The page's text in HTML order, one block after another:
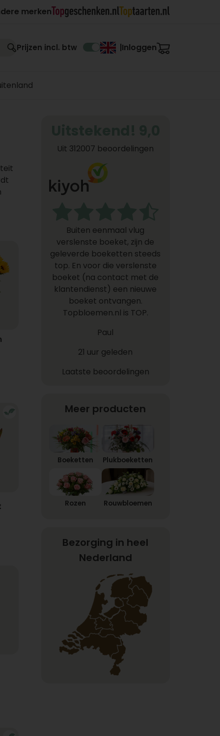
merken
Prijzen incl. btw Inloggen
Uit 312007 beoordelingen
Buiten eenmaal vlug
verslenste boeket, zijn de
geleverde boeketten steeds
top. En voor die verslenste
boeket (na contact met de
klantendienst) een nieuwe
boeket ontvangen.
Topbloemen.nl is TOP.
Paul
21 uur geleden
Laatste beoordelingen
Meer producten
Boeketten Plukboeketten
Rozen Rouwbloemen
Bezorging in heel
Nederland